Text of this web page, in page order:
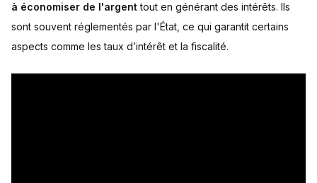
à économiser de l'argenttout en générant des intérêts. Ils
sont souvent réglementés par l'État, ce qui garantit certains
aspects comme les taux d’intérêt et la fiscalité.